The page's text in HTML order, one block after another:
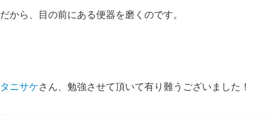
だから、目の前にある便器を磨くのです。
タニサケさん、勉強させて頂いて有り難うございました！